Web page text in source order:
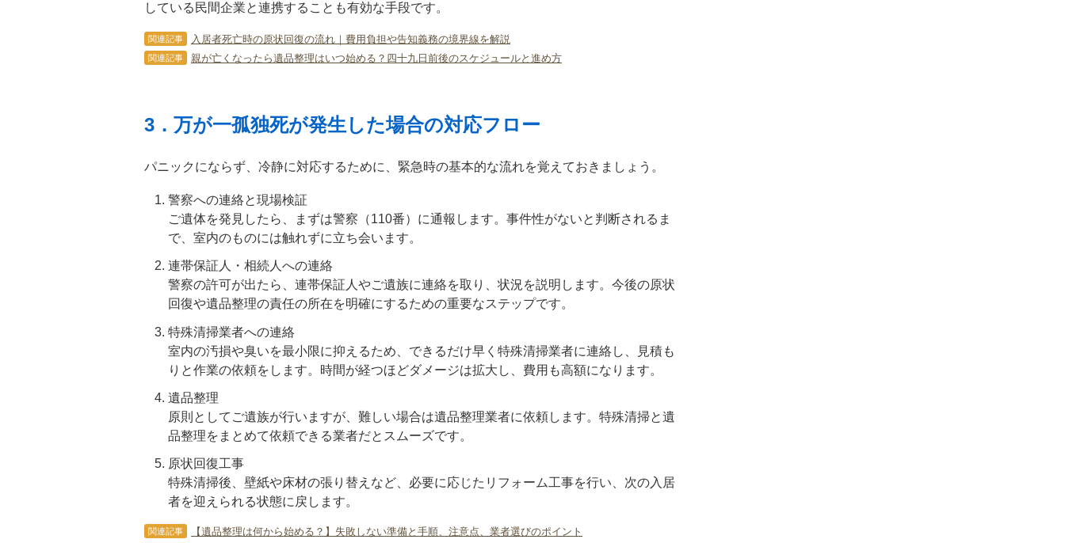
している民間企業と連携することも有効な手段です。
関連記事 入居者死亡時の原状回復の流れ｜費用負担や告知義務の境界線を解説
関連記事 親が亡くなったら遺品整理はいつ始める？四十九日前後のスケジュールと進め方
3．万が一孤独死が発生した場合の対応フロー
パニックにならず、冷静に対応するために、緊急時の基本的な流れを覚えておきましょう。
警察への連絡と現場検証
ご遺体を発見したら、まずは警察（110番）に通報します。事件性がないと判断されるま
で、室内のものには触れずに立ち会います。
連帯保証人・相続人への連絡
警察の許可が出たら、連帯保証人やご遺族に連絡を取り、状況を説明します。今後の原状
回復や遺品整理の責任の所在を明確にするための重要なステップです。
特殊清掃業者への連絡
室内の汚損や臭いを最小限に抑えるため、できるだけ早く特殊清掃業者に連絡し、見積も
りと作業の依頼をします。時間が経つほどダメージは拡大し、費用も高額になります。
遺品整理
原則としてご遺族が行いますが、難しい場合は遺品整理業者に依頼します。特殊清掃と遺
品整理をまとめて依頼できる業者だとスムーズです。
原状回復工事
特殊清掃後、壁紙や床材の張り替えなど、必要に応じたリフォーム工事を行い、次の入居
者を迎えられる状態に戻します。
関連記事 【遺品整理は何から始める？】失敗しない準備と手順、注意点、業者選びのポイント